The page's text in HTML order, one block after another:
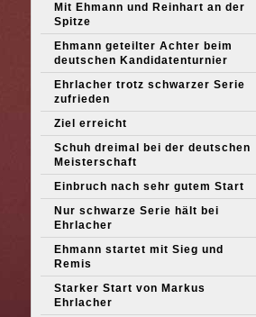
Mit Ehmann und Reinhart an der
Spitze
Ehmann geteilter Achter beim
deutschen Kandidatenturnier
Ehrlacher trotz schwarzer Serie
zufrieden
Ziel erreicht
Schuh dreimal bei der deutschen
Meisterschaft
Einbruch nach sehr gutem Start
Nur schwarze Serie hält bei
Ehrlacher
Ehmann startet mit Sieg und
Remis
Starker Start von Markus
Ehrlacher